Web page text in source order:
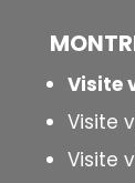
Visite
Visite
Visite